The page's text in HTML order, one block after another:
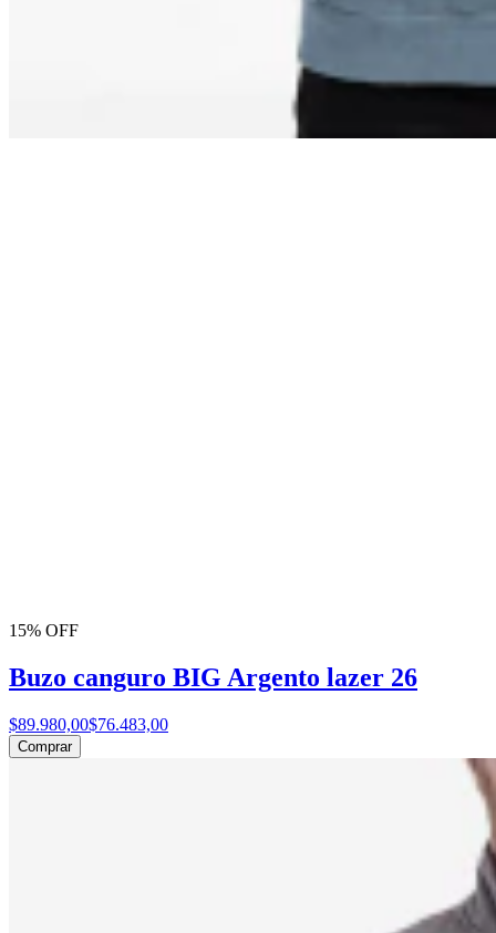
15% OFF
Buzo canguro BIG Argento lazer 26
$89.980,00$76.483,00
Comprar